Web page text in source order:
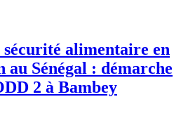
alimentaire en
Sénégal : démarche
2 à Bambey